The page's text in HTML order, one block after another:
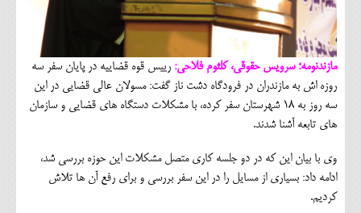
مازندنومه؛ سرویس حقوقی، کلثوم فلاحی: رییس قوه قضاییه در پایان سفر سه
روزه اش به مازندران در فرودگاه دشت ناز گفت: مسولان عالی قضایی در این
سه روز به 18 شهرستان سفر کرده، با مشکلات دستگاه های قضایی و سازمان
های تابعه آشنا شدند.
وی با بیان این که در دو جلسه کاری متصل مشکلات این حوزه بررسی شد،
ادامه داد: بسیاری از مسایل را در این سفر بررسی و برای رفع آن ها تلاش
کردیم.